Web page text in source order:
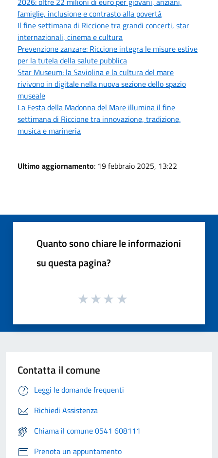
famiglie, inclusione e contrasto alla povertà
Il fine settimana di Riccione tra grandi concerti, star
internazionali, cinema e cultura
Prevenzione zanzare: Riccione integra le misure estive
per la tutela della salute pubblica
Star Museum: la Saviolina e la cultura del mare
rivivono in digitale nella nuova sezione dello spazio
museale
La Festa della Madonna del Mare illumina il fine
settimana di Riccione tra innovazione, tradizione,
musica e marineria
Ultimo aggiornamento: 19 febbraio 2025, 13:22
Quanto sono chiare le informazioni
su questa pagina?
Contatta il comune
Leggi le domande frequenti
Richiedi Assistenza
Chiama il comune 0541 608111
Prenota un appuntamento